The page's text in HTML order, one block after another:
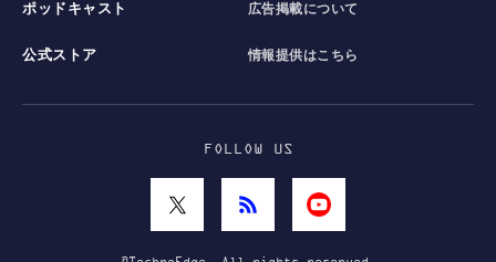
ポッドキャスト
公式ストア
広告掲載について
情報提供はこちら
FOLLOW US